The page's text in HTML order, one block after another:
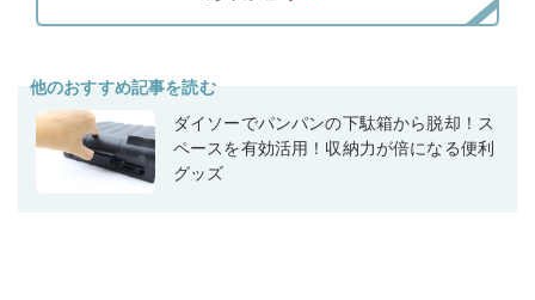
他のおすすめ記事を読む
ダイソーでパンパンの下駄箱から脱却！ス
ペースを有効活用！収納力が倍になる便利
グッズ